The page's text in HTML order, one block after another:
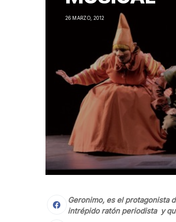
26 MARZO, 2012
Geronimo, es el protagonista
intrépido ratón periodista y